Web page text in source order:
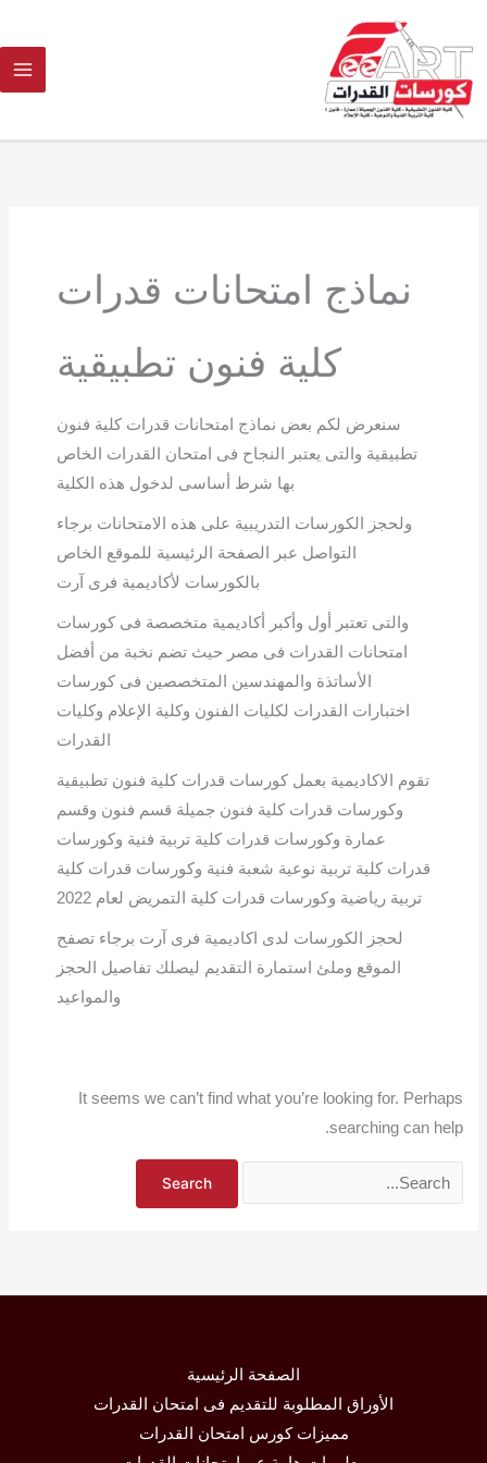
content
نماذج امتحانات قدرات
كلية فنون تطبيقية
سنعرض لكم بعض نماذج امتحانات قدرات كلية فنون
تطبيقية والتى يعتبر النجاح فى امتحان القدرات الخاص
بها شرط أساسى لدخول هذه الكلية
ولحجز الكورسات التدريبية على هذه الامتحانات برجاء
التواصل عبر الصفحة الرئيسية للموقع الخاص
بالكورسات لأكاديمية فرى آرت
والتى تعتبر أول وأكبر أكاديمية متخصصة فى كورسات
امتحانات القدرات فى مصر حيث تضم نخبة من أفضل
الأساتذة والمهندسين المتخصصين فى كورسات
اختبارات القدرات لكليات الفنون وكلية الإعلام وكليات
القدرات
تقوم الاكاديمية بعمل كورسات قدرات كلية فنون تطبيقية
وكورسات قدرات كلية فنون جميلة قسم فنون وقسم
عمارة وكورسات قدرات كلية تربية فنية وكورسات
قدرات كلية تربية نوعية شعبة فنية وكورسات قدرات كلية
تربية رياضية وكورسات قدرات كلية التمريض لعام 2022
لحجز الكورسات لدى اكاديمية فرى آرت برجاء تصفح
الموقع وملئ استمارة التقديم ليصلك تفاصيل الحجز
والمواعيد
It seems we can’t find what you’re looking for. Perhaps
searching can help.
الصفحة الرئيسية
الأوراق المطلوبة للتقديم فى امتحان القدرات
مميزات كورس امتحان القدرات